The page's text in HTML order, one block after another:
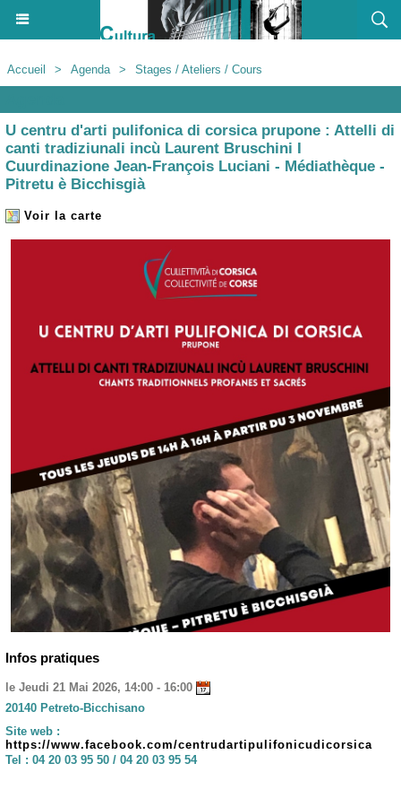
Accueil > Agenda > Stages / Ateliers / Cours
U centru d'arti pulifonica di corsica prupone : Attelli di
canti tradiziunali incù Laurent Bruschini I
Cuurdinazione Jean-François Luciani - Médiathèque -
Pitretu è Bicchisgià
Voir la carte
Infos pratiques
le Jeudi 21 Mai 2026, 14:00 - 16:00
20140 Petreto-Bicchisano
Site web :
https://www.facebook.com/centrudartipulifonicudicorsica
Tel : 04 20 03 95 50 / 04 20 03 95 54